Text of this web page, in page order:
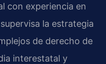
con experiencia en
la estrategia
de derecho de
interestatal y